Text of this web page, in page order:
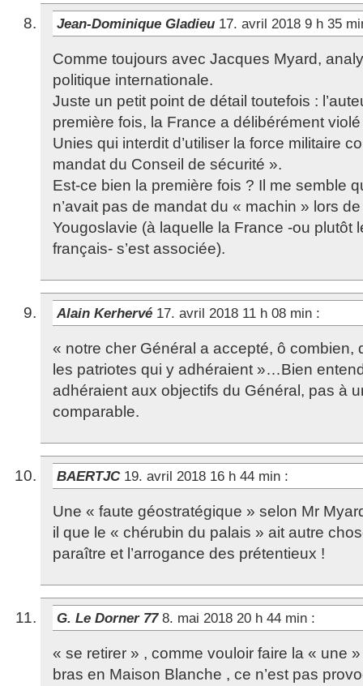
Jean-Dominique Gladieu 17. avril 2018 9 h 35
Comme toujours avec Jacques Myard,
politique internationale.
Juste un petit point de détail toutefois :
première fois, la France a délibérément
Unies qui interdit d’utiliser la force militaire
mandat du Conseil de sécurité ».
Est-ce bien la première fois ? Il me semble
n’avait pas de mandat du « machin » lors
Yougoslavie (à laquelle la France -ou plutôt
français- s’est associée).
Alain Kerhervé 17. avril 2018 11 h 08 min :
« notre cher Général a accepté, ô combien,
les patriotes qui y adhéraient »…Bien
adhéraient aux objectifs du Général, pas à
comparable.
BAERTJC 19. avril 2018 16 h 44 min :
Une « faute géostratégique » selon Mr
il que le « chérubin du palais » ait autre
paraître et l’arrogance des prétentieux !
G. Le Dorner 77 8. mai 2018 20 h 44 min :
« se retirer » , comme vouloir faire la « une
bras en Maison Blanche , ce n’est pas